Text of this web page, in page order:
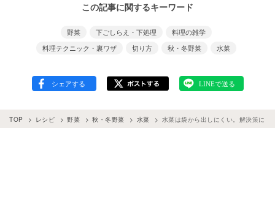
この記事に関するキーワード
野菜 下ごしらえ・下処理
料理の雑学
料理テクニック・裏ワザ
切り方 秋・冬野菜 水菜
TOP レシピ 野菜 秋・冬野菜 水菜 水菜は袋から出しにくい。解決策に